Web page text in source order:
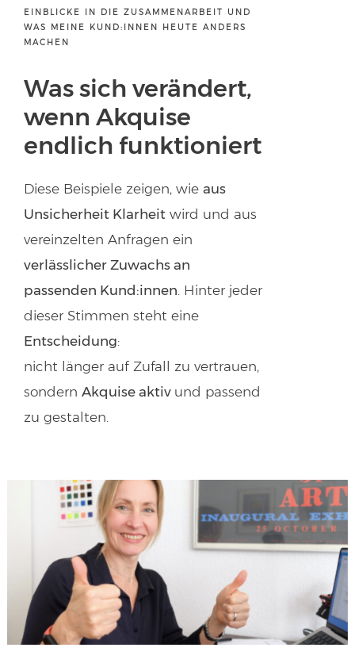
EINBLICKE IN DIE ZUSAMMENARBEIT UND
WAS MEINE KUND:INNEN HEUTE ANDERS
MACHEN
Wassich verändert,
wenn Akquise
endlich funktioniert
Diese Beispiele zeigen, wie aus
Unsicherheit Klarheit wird und aus
vereinzelten Anfragen ein
verlässlicher Zuwachs an
passenden Kund:innen. Hinter jeder
dieser Stimmen steht eine
Entscheidung:
nicht länger auf Zufall zu vertrauen,
sondern Akquise aktiv und passend
zu gestalten.